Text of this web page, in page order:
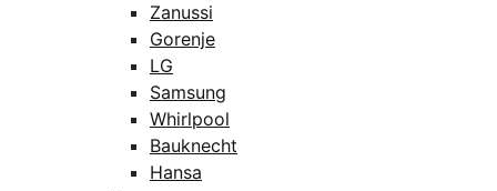
Zanussi
Gorenje
LG
Samsung
Whirlpool
Bauknecht
Hansa